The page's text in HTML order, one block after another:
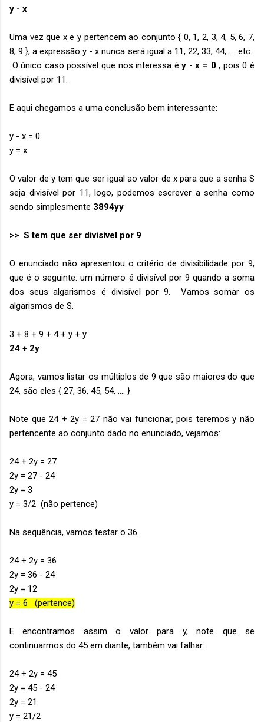
y - x
Uma vez que x e y pertencem ao conjunto { 0, 1, 2, 3, 4, 5, 6, 7,
8, 9 }, a expressão y - x nunca será igual a 11, 22, 33, 44, .... etc.
O único caso possível que nos interessa éy - x = 0, pois 0 é
divisível por 11.
E aqui chegamos a uma conclusão bem interessante:
y - x = 0
y = x
O valor de y tem que ser igual ao valor de x para que a senha S
seja divisível por 11, logo, podemos escrever a senha como
sendo simplesmente 3894yy
>> S tem que ser divisível por 9
O enunciado não apresentou o critério de divisibilidade por 9,
que é o seguinte: um número é divisível por 9 quando a soma
dos seus algarismos é divisível por 9. Vamos somar os
algarismos de S.
3 + 8 + 9 + 4 + y + y
24 + 2y
Agora, vamos listar os múltiplos de 9 que são maiores do que
24, são eles { 27, 36, 45, 54, .... }
Note que 24 + 2y = 27 não vai funcionar, pois teremos y não
pertencente ao conjunto dado no enunciado, vejamos:
24 + 2y = 27
2y = 27 - 24
2y = 3
y = 3/2 (não pertence)
Na sequência, vamos testar o 36.
24 + 2y = 36
2y = 36 - 24
2y = 12
y = 6 (pertence)
E encontramos assim o valor para y, note que se
continuarmos do 45 em diante, também vai falhar:
24 + 2y = 45
2y = 45 - 24
2y = 21
y = 21/2